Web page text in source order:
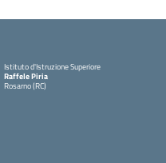
Istituto d'Istruzione Superiore
Raffele Piria
Rosarno (RC)